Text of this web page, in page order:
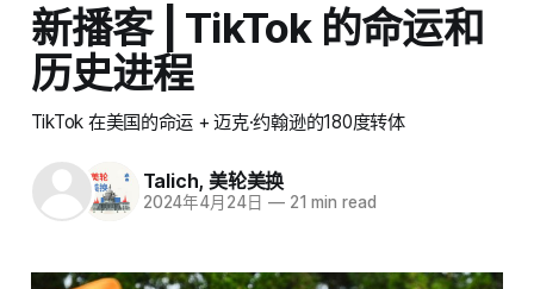
新播客 | TikTok 的命运和
历史进程
TikTok 在美国的命运 + 迈克·约翰逊的180度转体
Talich,美轮美换
2024年4月24日 —21 min read